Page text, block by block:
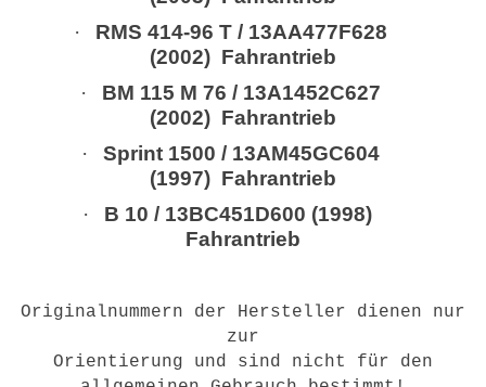
·
RMS 414-96 T / 13AA477F628
(2002) Fahrantrieb
·
BM 115 M 76 / 13A1452C627
(2002) Fahrantrieb
·
Sprint 1500 / 13AM45GC604
(1997) Fahrantrieb
·
B 10 / 13BC451D600 (1998)
Fahrantrieb
Originalnummern der Hersteller dienen nur
zur
Orientierung und sind nicht für den